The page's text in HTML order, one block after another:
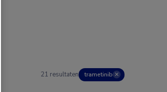
21 resultaten trametinib ✕